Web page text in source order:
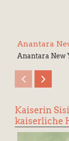
Anantara
Anantara New
Kaiserin
kaiserliche